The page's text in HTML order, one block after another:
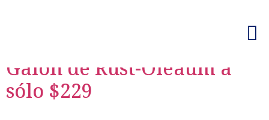
Galón de Rust-Oleaum a
sólo $229